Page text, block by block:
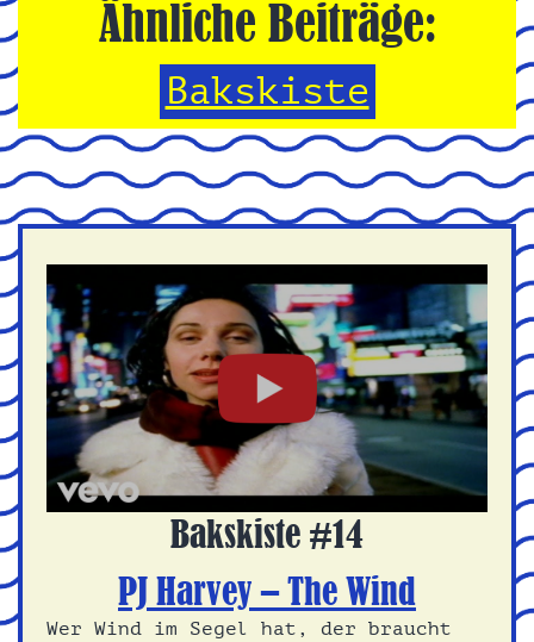
Ähnliche Beiträge:
Bakskiste
Bakskiste #14
PJ Harvey – The Wind
Wer Wind im Segel hat, der braucht